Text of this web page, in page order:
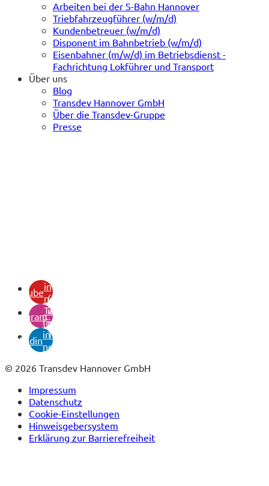
Arbeiten bei der S-Bahn Hannover
Triebfahrzeugführer (w/m/d)
Kundenbetreuer (w/m/d)
Disponent im Bahnbetrieb (w/m/d)
Eisenbahner (m/w/d) im Betriebsdienst -
Fachrichtung Lokführer und Transport
Über uns
Blog
Transdev Hannover GmbH
Über die Transdev-Gruppe
Presse
youtubein
neuem
Tab)
instagram
(öffnet
in
neuem
Tab)
linkedin
(öffnet
in
neuem
© 2026 Transdev Hannover GmbH
Impressum
Datenschutz
Cookie-Einstellungen
Hinweisgebersystem
Erklärung zur Barrierefreiheit